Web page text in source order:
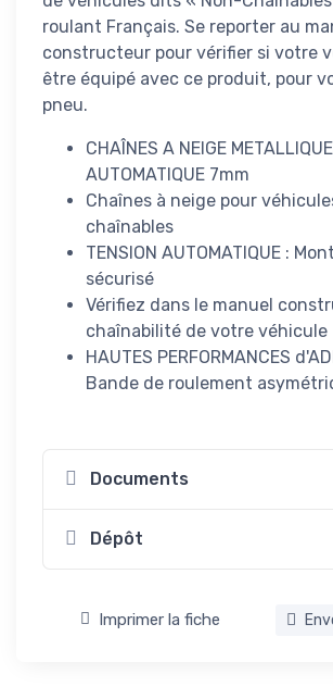
roulant Français. Se reporter au
constructeur pour vérifier si votre
être équipé avec ce produit, pour
pneu.
CHAÎNES A NEIGE
AUTOMATIQUE 7mm
Chaînes à neige pour
chaînables
TENSION AUTOMATIQUE :
sécurisé
Vérifiez dans le manuel
chaînabilité de votre véhicule
HAUTES PERFORMANCES
Bande de roulement
Documents
Dépôt
Imprimer la fiche